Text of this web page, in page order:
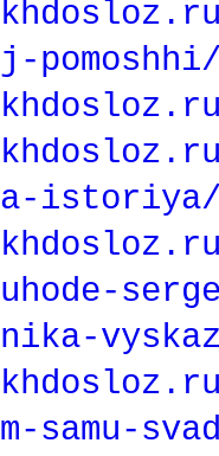
uhode-
samu-